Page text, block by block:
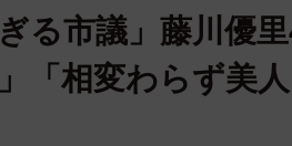
ぎる市議」藤川優
「相変わらず美